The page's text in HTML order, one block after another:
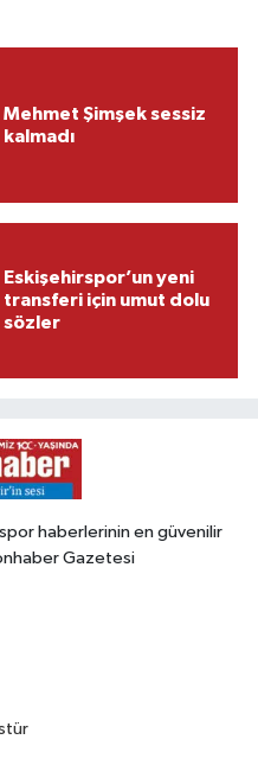
Mehmet Şimşek sessiz
kalmadı
Eskişehirspor’un yeni
transferi için umut dolu
sözler
haberlerinin en güvenilir
Gazetesi